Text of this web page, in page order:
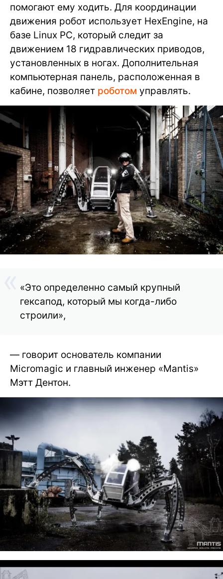
помогают ему ходить. Для координации
движения робот использует HexEngine, на
базе Linux PC, который следит за
движением 18 гидравлических приводов,
установленных в ногах. Дополнительная
компьютерная панель, расположенная в
кабине, позволяет роботом управлять.
«Это определенно самый крупный
гексапод, который мы когда-либо
строили»,
— говорит основатель компании
Micromagic и главный инженер «Mantis»
Мэтт Дентон.